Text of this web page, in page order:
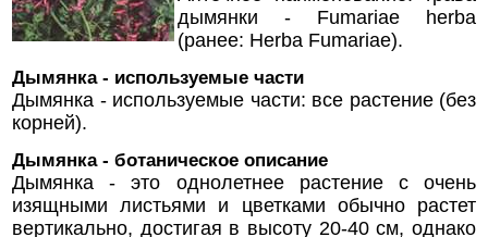
дымянки - Fumariae herba
(ранее: Herba Fumariae).
Дымянка - используемые части
Дымянка - используемые части: все растение (без
корней).
Дымянка - ботаническое описание
Дымянка - это однолетнее растение с очень
изящными листьями и цветками обычно растет
вертикально, достигая в высоту 20-40 см, однако